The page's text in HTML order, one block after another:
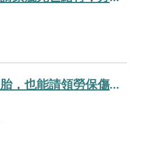
在婦產科診所住院安胎，也能請領勞保傷病給付。